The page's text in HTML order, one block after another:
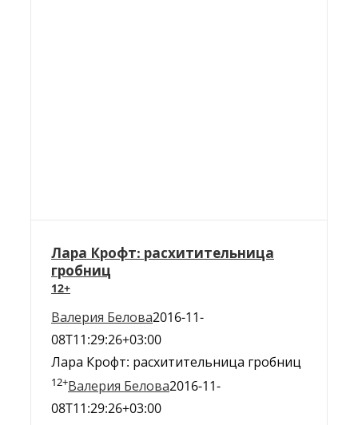
Лара Крофт: расхитительница
гробниц
12+
Валерия Белова2016-11-
08T11:29:26+03:00
Лара Крофт: расхитительница гробниц
12+Валерия Белова2016-11-
08T11:29:26+03:00